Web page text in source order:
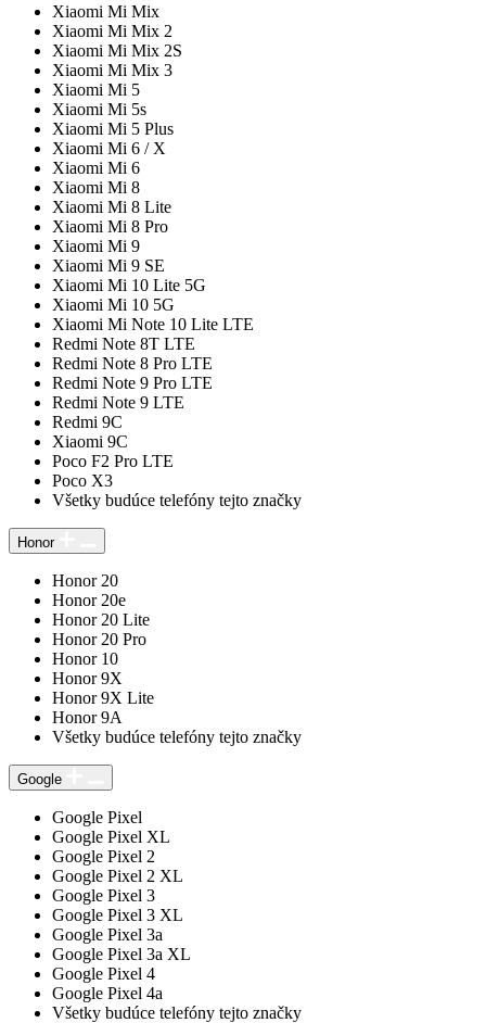
Xiaomi Mi Mix
Xiaomi Mi Mix 2
Xiaomi Mi Mix 2S
Xiaomi Mi Mix 3
Xiaomi Mi 5
Xiaomi Mi 5s
Xiaomi Mi 5 Plus
Xiaomi Mi 6 / X
Xiaomi Mi 6
Xiaomi Mi 8
Xiaomi Mi 8 Lite
Xiaomi Mi 8 Pro
Xiaomi Mi 9
Xiaomi Mi 9 SE
Xiaomi Mi 10 Lite 5G
Xiaomi Mi 10 5G
Xiaomi Mi Note 10 Lite LTE
Redmi Note 8T LTE
Redmi Note 8 Pro LTE
Redmi Note 9 Pro LTE
Redmi Note 9 LTE
Redmi 9C
Xiaomi 9C
Poco F2 Pro LTE
Poco X3
Všetky budúce telefóny tejto značky
Honor
Honor 20
Honor 20e
Honor 20 Lite
Honor 20 Pro
Honor 10
Honor 9X
Honor 9X Lite
Honor 9A
Všetky budúce telefóny tejto značky
Google
Google Pixel
Google Pixel XL
Google Pixel 2
Google Pixel 2 XL
Google Pixel 3
Google Pixel 3 XL
Google Pixel 3a
Google Pixel 3a XL
Google Pixel 4
Google Pixel 4a
Všetky budúce telefóny tejto značky